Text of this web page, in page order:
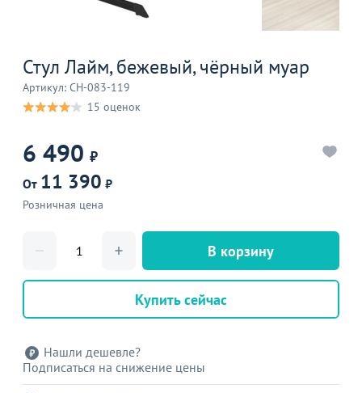
Стул Лайм, бежевый, чёрный муар
Артикул: CH-083-119
15 оценок
6 490 ₽
От 11 390 ₽
Розничная цена
В корзину
Купить сейчас
Нашли дешевле?
Подписаться на снижение цены